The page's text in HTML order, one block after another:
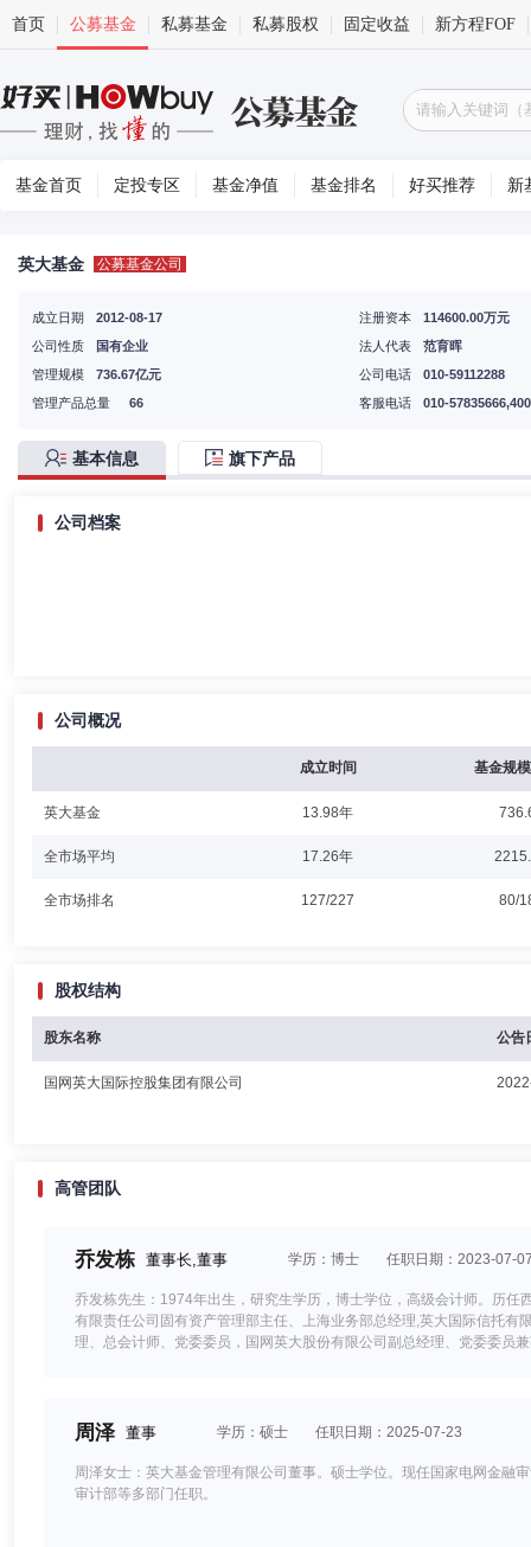
首页 公募基金 私募基金 私募股权 固定收益 新方程FOF
基金首页 定投专区 基金净值 基金排名 好买推荐 新
英大基金 公募基金公司
成立日期
2012-08-17
公司性质
国有企业
注册资本
114600.00万元
法人代表
范育晖
管理规模
736.67亿元
管理产品总量
66
公司电话
010-59112288
客服电话
010-
基本信息 旗下产品
公司档案
公司概况
成立时间 基金规
英大基金 13.98年
全市场平均 17.26年
全市场排名 127/227 80/
股权结构
股东名称 公告
国网英大国际控股集团有限公司
高管团队
乔发栋 董事长,董事 学历：博士 任职日期：2023-07-
乔发栋先生：1974年出生，研究生学历，博士学位，高级会计师。历
有限责任公司固有资产管理部主任、上海业务部总经理,英大国际信托
理、总会计师、党委委员，国网英大股份有限公司副总经理、党委委员
周泽 董事 学历：硕士 任职日期：2025-07-23
周泽女士：英大基金管理有限公司董事。硕士学位。现任国家电网金融
审计部等多部门任职。